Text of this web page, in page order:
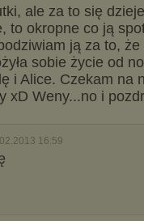
ale za to się
to okropne co ją
ją za to,
sobie życie od
i Alice. Czekam na
xD Weny...no i
16:59